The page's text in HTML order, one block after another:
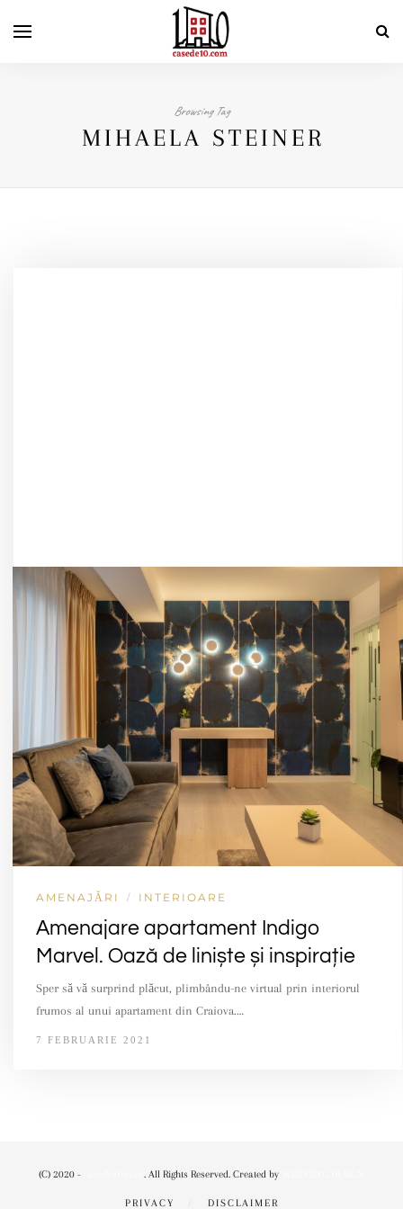
Browsing Tag
MIHAELA STEINER
AMENAJĂRI / INTERIOARE
Amenajare apartament Indigo
Marvel. Oază de liniște și inspirație
Sper să vă surprind plăcut, plimbându-ne virtual prin interiorul
frumos al unui apartament din Craiova.…
7 FEBRUARIE 2021
(C) 2020 - . All Rights Reserved. Created by
PRIVACY DISCLAIMER